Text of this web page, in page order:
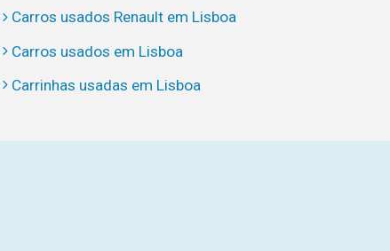
Carros usados Renault em Lisboa
Carros usados em Lisboa
Carrinhas usadas em Lisboa